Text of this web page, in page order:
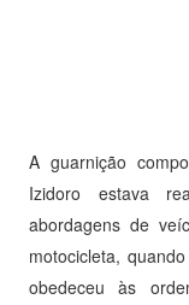
A guarnição
Izidoro estava
abordagens de
motocicleta,
obedeceu às